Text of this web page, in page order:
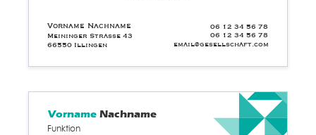
06 12 34 56 78
email@gesellschaft.com
Meininger Strasse 43
66550 Illingen
06 12 34 56 78
Vorname Nachname
Funktion
Vorname Nachname